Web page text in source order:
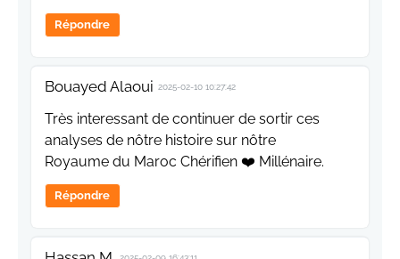
Répondre
Bouayed Alaoui 2025-02-10 10:27:42
Très interessant de continuer de sortir ces
analyses de nôtre histoire sur nôtre
Royaume du Maroc Chérifien ❤️ Millénaire.
Répondre